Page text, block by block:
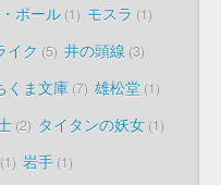
ポール 1 モスラ 1
イク 5 井の頭線 3
くま文庫 7 雄松堂 1
2 タイタンの妖女 1
1 岩手 1